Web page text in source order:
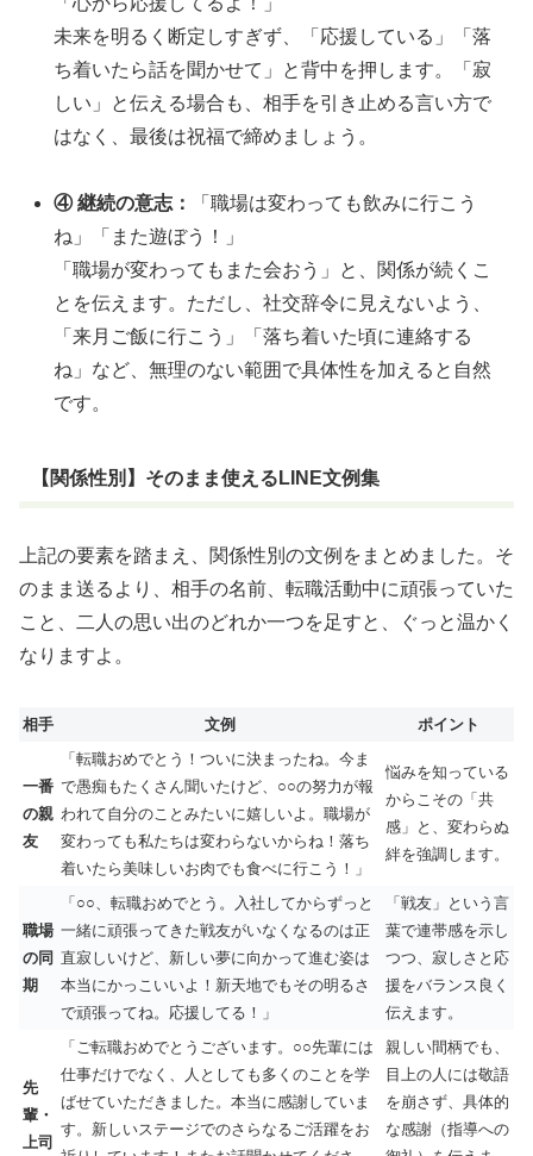
未来を明るく断定しすぎず、「応援している」「落
ち着いたら話を聞かせて」と背中を押します。「寂
しい」と伝える場合も、相手を引き止める言い方で
はなく、最後は祝福で締めましょう。
④ 継続の意志：
「職場は変わっても飲みに行こう
ね」「また遊ぼう！」
「職場が変わってもまた会おう」と、関係が続くこ
とを伝えます。ただし、社交辞令に見えないよう、
「来月ご飯に行こう」「落ち着いた頃に連絡する
ね」など、無理のない範囲で具体性を加えると自然
です。
【関係性別】そのまま使えるLINE文例集
上記の要素を踏まえ、関係性別の文例をまとめました。そ
のまま送るより、相手の名前、転職活動中に頑張っていた
こと、二人の思い出のどれか一つを足すと、ぐっと温かく
なりますよ。
相手 文例 ポイント
一番
の親
友
「転職おめでとう！ついに決まったね。今ま
で愚痴もたくさん聞いたけど、○○の努力が報
われて自分のことみたいに嬉しいよ。職場が
変わっても私たちは変わらないからね！落ち
着いたら美味しいお肉でも食べに行こう！」
悩みを知っている
からこその「共
感」と、変わらぬ
絆を強調します。
職場
の同
期
「○○、転職おめでとう。入社してからずっと
一緒に頑張ってきた戦友がいなくなるのは正
直寂しいけど、新しい夢に向かって進む姿は
本当にかっこいいよ！新天地でもその明るさ
で頑張ってね。応援してる！」
「戦友」という言
葉で連帯感を示し
つつ、寂しさと応
援をバランス良く
伝えます。
先
輩・
上司
「ご転職おめでとうございます。○○先輩には
仕事だけでなく、人としても多くのことを学
ばせていただきました。本当に感謝していま
す。新しいステージでのさらなるご活躍をお
親しい間柄でも、
目上の人には敬語
を崩さず、具体的
な感謝（指導への